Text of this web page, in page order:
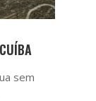
sem